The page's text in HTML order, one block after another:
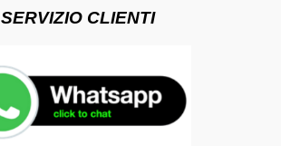
SERVIZIO CLIENTI